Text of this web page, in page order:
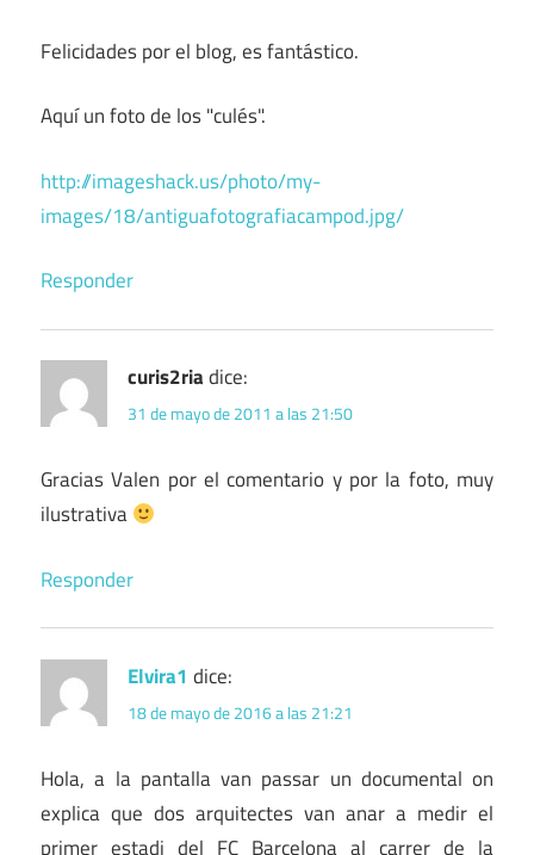
Felicidades por el blog, es fantástico.
Aquí un foto de los "culés".
http://imageshack.us/photo/my-
images/18/antiguafotografiacampod.jpg/
Responder
curis2riadice:
31 de mayo de 2011 a las 21:50
Gracias Valen por el comentario y por la foto, muy
ilustrativa
Responder
Elvira1 dice:
18 de mayo de 2016 a las 21:21
Hola, a la pantalla van passar un documental on
explica que dos arquitectes van anar a medir el
primer estadi del FC Barcelona al carrer de la